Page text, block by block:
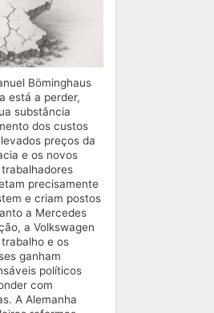
Böminghaus
está a perder,
substância
dos custos
preços da
e os novos
precisamente
e criam postos
a Mercedes
a Volkswagen
e os
ganham
políticos
com
A Alemanha